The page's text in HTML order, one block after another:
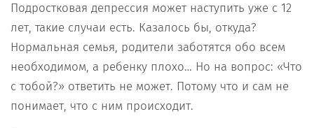
Подростковая депрессия может наступить уже с 12
лет, такие случаи есть. Казалось бы, откуда?
Нормальная семья, родители заботятся обо всем
необходимом, а ребенку плохо… Но на вопрос: «Что
с тобой?» ответить не может. Потому что и сам не
понимает, что с ним происходит.